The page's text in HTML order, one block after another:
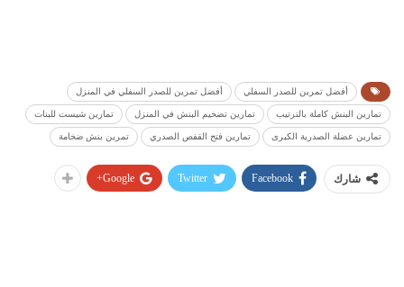
أفضل تمرين للصدر السفلي أفضل تمرين للصدر السفلي في المنزل
تمارين البنش كاملة بالترتيب تمارين تضخيم البنش في المنزل تمارين شيست للبنات
تمارين عضلة الصدرية الكبرى تمارين فتح القفص الصدري تمرين بنش ضخامة
شارك Facebook
Twitter
Google+